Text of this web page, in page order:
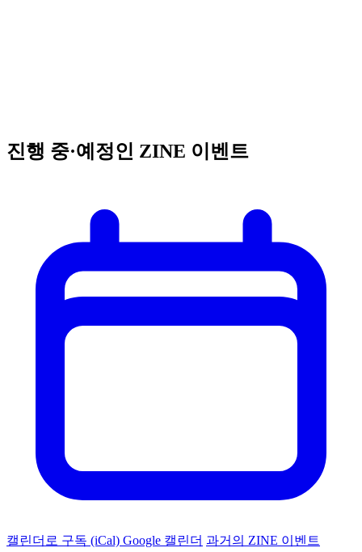
진행 중·예정인 ZINE 이벤트
캘린더로 구독 (iCal) Google 캘린더 과거의 ZINE 이벤트